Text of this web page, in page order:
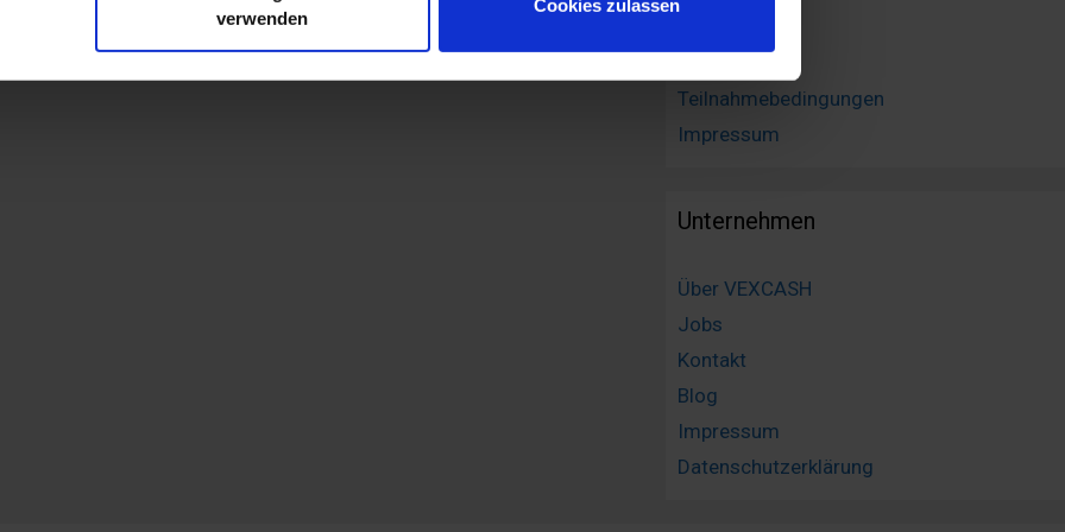
soziale Medien, Werbung und Analysen weiter. Unsere Partner führen diese Informationen
zusammen, die Sie ihnen bereitgestellt haben oder die sie im Rahmen Ihrer Nutzung
verwenden
Cookies zulassen
Teilnahmebedingungen
Impressum
Unternehmen
Über VEXCASH
Jobs
Kontakt
Blog
Impressum
Datenschutzerklärung